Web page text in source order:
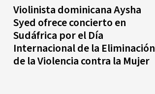
Violinista dominicana Aysha
Syed ofrece concierto en
Sudáfrica por el Día
Internacional de la Eliminación
de la Violencia contra la Mujer